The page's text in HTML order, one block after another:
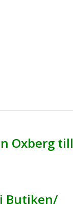
Oxberg till
Butiken/